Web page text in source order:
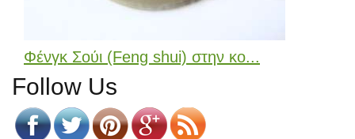
Φένγκ Σούι (Feng shui) στην κο...
Follow Us